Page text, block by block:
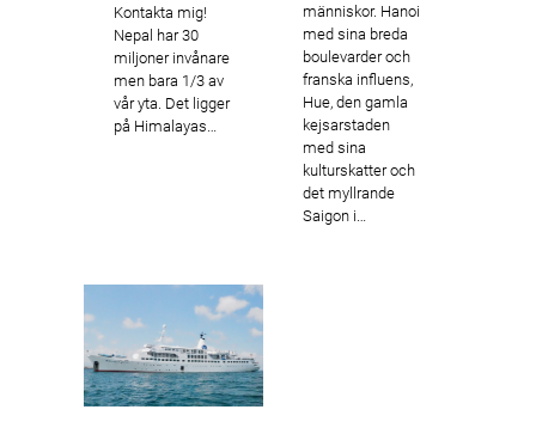
Kontakta mig!
Nepal har 30
miljoner invånare
men bara 1/3 av
vår yta. Det ligger
på Himalayas…
människor. Hanoi
med sina breda
boulevarder och
franska influens,
Hue, den gamla
kejsarstaden
med sina
kulturskatter och
det myllrande
Saigon i…